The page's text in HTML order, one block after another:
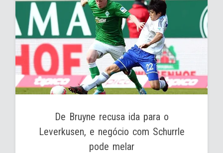
De Bruyne recusa ida para o
Leverkusen, e negócio com Schurrle
pode melar